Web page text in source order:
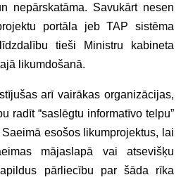
nepārskatāma. Savukārt nesen
portāla jeb TAP sistēma
tieši Ministru kabineta
likumdošanā.
arī vairākas organizācijas,
radīt “saslēgtu informatīvo telpu”
esošos likumprojektus, lai
mājaslapā vai atsevišķu
pārliecību par šāda rīka